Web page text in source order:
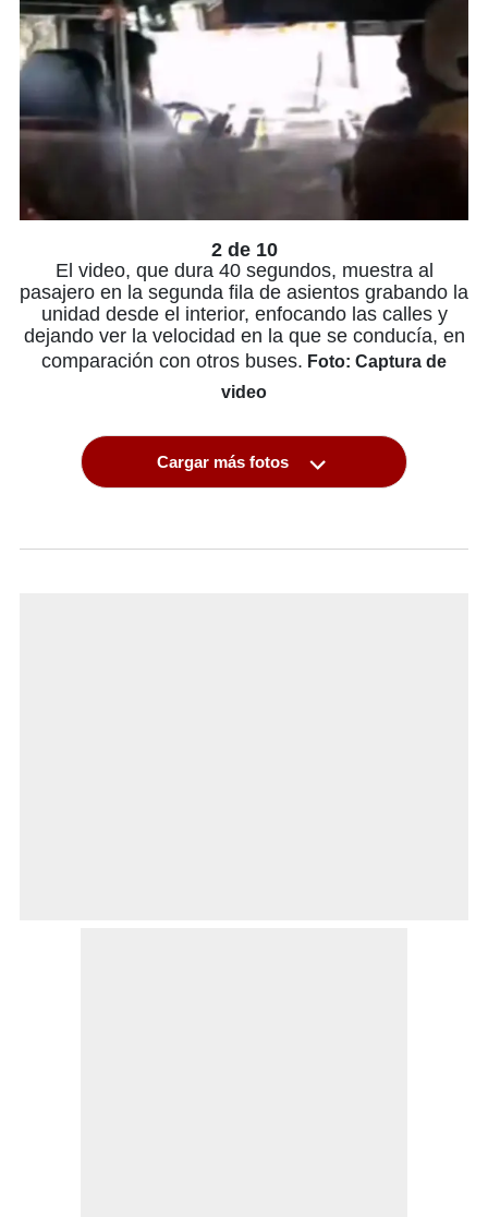
2 de 10
El video, que dura 40 segundos, muestra al
pasajero en la segunda fila de asientos grabando la
unidad desde el interior, enfocando las calles y
dejando ver la velocidad en la que se conducía, en
comparación con otros buses. Foto: Captura de
video
Cargar más fotos